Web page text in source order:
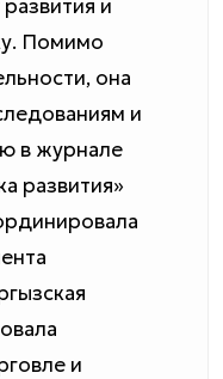
и
Помимо
она
и
в журнале
развития»
и